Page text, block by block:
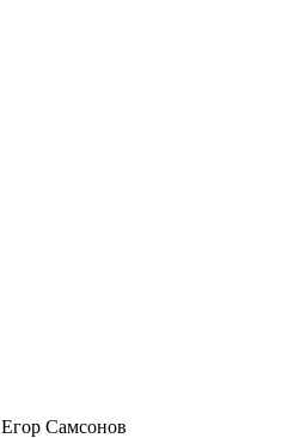
Егор Самсонов